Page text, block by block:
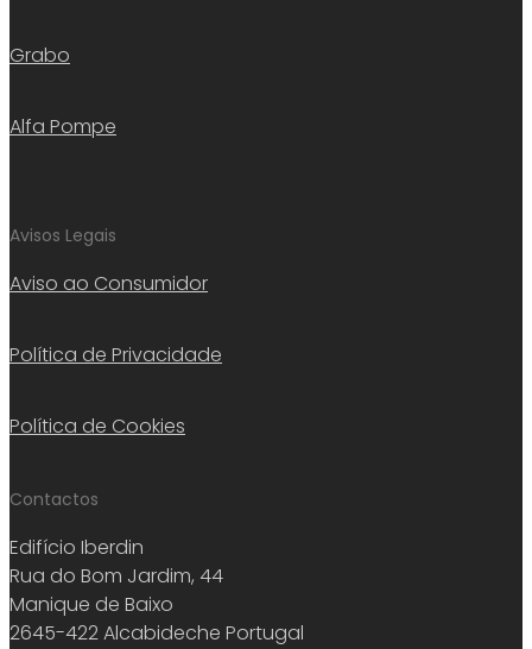
Grabo
Alfa Pompe
Avisos Legais
Aviso ao Consumidor
Política de Privacidade
Política de Cookies
Contactos
Edifício Iberdin
Rua do Bom Jardim, 44
Manique de Baixo
2645-422 Alcabideche Portugal